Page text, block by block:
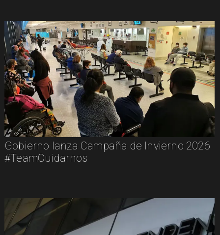
Gobierno lanza Campaña de Invierno 2026
#TeamCuidarnos